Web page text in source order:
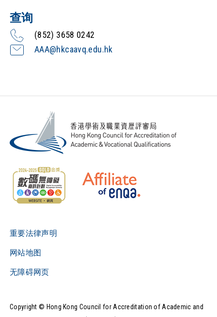
查询
(852) 3658 0242
AAA@hkcaavq.edu.hk
重要法律声明
网站地图
无障碍网页
Copyright © Hong Kong Council for Accreditation of Academic and